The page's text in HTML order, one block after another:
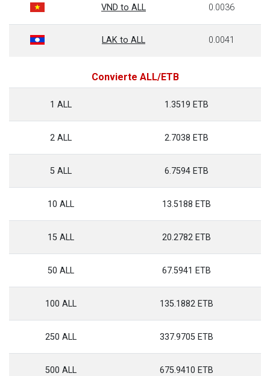
VND to ALL 0.0036
LAK to ALL 0.0041
Convierte ALL/ETB
1 ALL 1.3519 ETB
2 ALL 2.7038 ETB
5 ALL 6.7594 ETB
10 ALL 13.5188 ETB
15 ALL 20.2782 ETB
50 ALL 67.5941 ETB
100 ALL 135.1882 ETB
250 ALL 337.9705 ETB
500 ALL 675.9410 ETB